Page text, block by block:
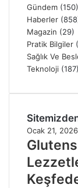
Gündem (150)
Haberler
Magazin (29)
Pratik Bilgiler
Sağlık Ve
Teknoloji (187)
Ocak 21, 2026